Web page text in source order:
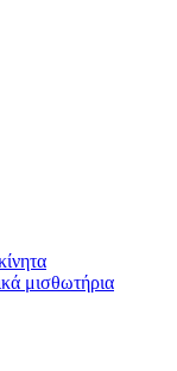
μισθωτήρια